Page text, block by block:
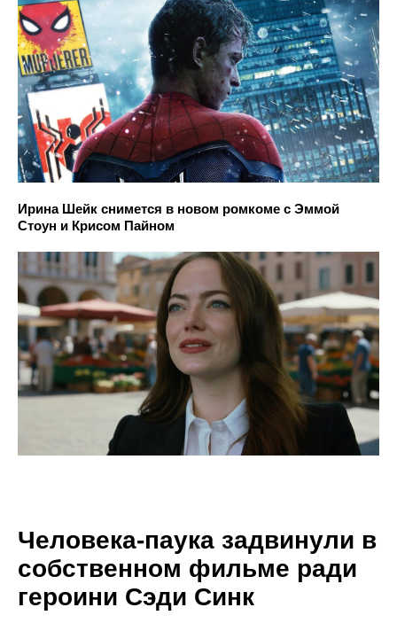
Ирина Шейк снимется в новом ромкоме с Эммой
Стоун и Крисом Пайном
Человека-паука задвинули в
собственном фильме ради
героини Сэди Синк